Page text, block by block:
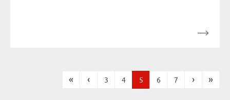
« ‹ 3 4 5 6 7 › »